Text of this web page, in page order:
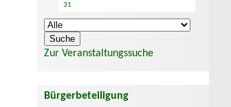
31
Zur Veranstaltungssuche
Bürgerbeteiligung